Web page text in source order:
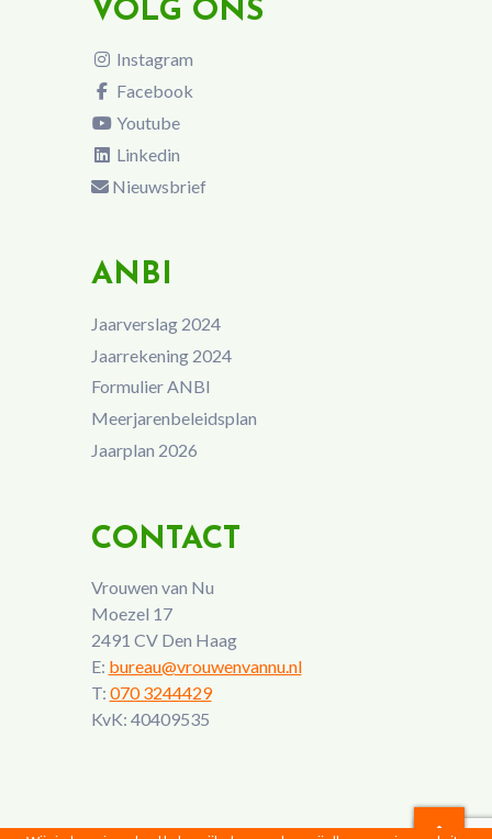
VOLG ONS
Instagram
Facebook
Youtube
Linkedin
Nieuwsbrief
ANBI
Jaarverslag 2024
Jaarrekening 2024
Formulier ANBI
Meerjarenbeleidsplan
Jaarplan 2026
CONTACT
Vrouwen van Nu
Moezel 17
2491 CV Den Haag
E: bureau@vrouwenvannu.nl
T: 070 3244429
KvK: 40409535